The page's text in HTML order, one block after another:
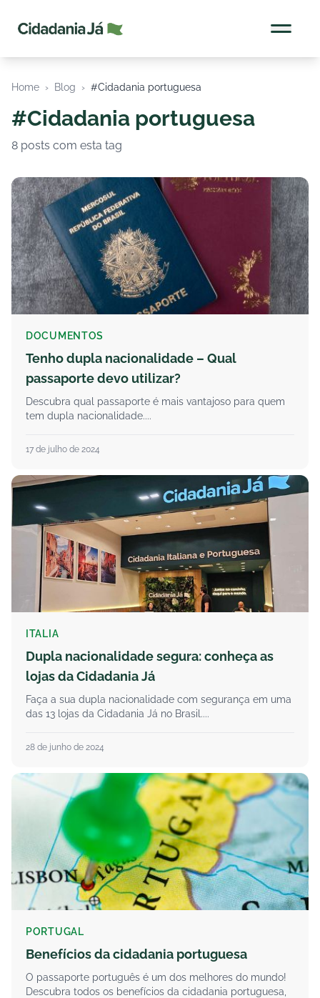
Home › Blog › #Cidadania portuguesa
#Cidadania portuguesa
8 posts com esta tag
DOCUMENTOS
Tenho dupla nacionalidade – Qual
passaporte devo utilizar?
Descubra qual passaporte é mais vantajoso para quem
tem dupla nacionalidade....
17 de julho de 2024
ITALIA
Dupla nacionalidade segura: conheça as
lojas da Cidadania Já
Faça a sua dupla nacionalidade com segurança em uma
das 13 lojas da Cidadania Já no Brasil....
28 de junho de 2024
PORTUGAL
Benefícios da cidadania portuguesa
O passaporte português é um dos melhores do mundo!
Descubra todos os benefícios da cidadania portuguesa,